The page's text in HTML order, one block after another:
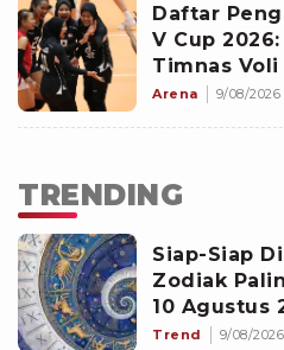
Daftar
V Cup
Timnas
1 Gelar
Arena 9/08/
TRENDING
Siap-Siap
Zodiak
10 Agustus
Proyek
Trend 9/08/